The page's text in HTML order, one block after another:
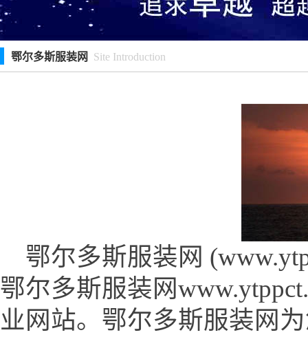
鄂尔多斯服装网 Site Introduction
鄂尔多斯服装网
鄂尔多斯服装网
业网站。鄂尔多斯服装网